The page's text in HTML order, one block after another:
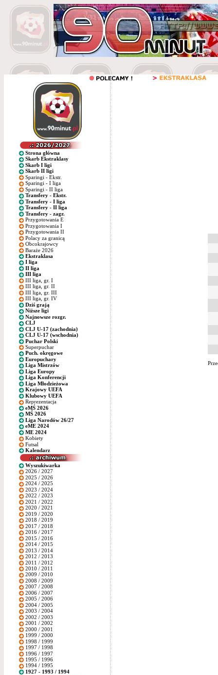
Strona główna
Skarb Ekstraklasy
Skarb I ligi
Skarb II ligi
Sparingi - Ekstr.
Sparingi - I liga
Sparingi - II liga
Transfery - Ekstr.
Transfery - I liga
Transfery - II liga
Transfery - zagr.
Przygotowania E
Przygotowania I
Przygotowania II
Polacy za granicą
Obcokrajowcy
Baraże 2026
Ekstraklasa
I liga
II liga
III liga
III liga, gr. I
III liga, gr. II
III liga, gr. III
III liga, gr. IV
Dziś grają
Niższe ligi
Najnowsze rozgr.
CLJ
CLJ U-17 (zachodnia)
CLJ U-17 (wschodnia)
Puchar Polski
Superpuchar
Puch. okręgowe
Europuchary
Liga Mistrzów
Liga Europy
Liga Konferencji
Liga Młodzieżowa
Krajowy UEFA
Klubowy UEFA
Reprezentacja
eMŚ 2026
MŚ 2026
Liga Narodów 26/27
eME 2024
ME 2024
Kobiety
Futsal
Kalendarz
Wyszukiwarka
2026 / 2027
2025 / 2026
2024 / 2025
2023 / 2024
2022 / 2023
2021 / 2022
2020 / 2021
2019 / 2020
2018 / 2019
2017 / 2018
2016 / 2017
2015 / 2016
2014 / 2015
2013 / 2014
2012 / 2013
2011 / 2012
2010 / 2011
2009 / 2010
2008 / 2009
2007 / 2008
2006 / 2007
2005 / 2006
2004 / 2005
2003 / 2004
2002 / 2003
2001 / 2002
2000 / 2001
1999 / 2000
1998 / 1999
1997 / 1998
1996 / 1997
1995 / 1996
1994 / 1995
1927 - 1993 / 1994